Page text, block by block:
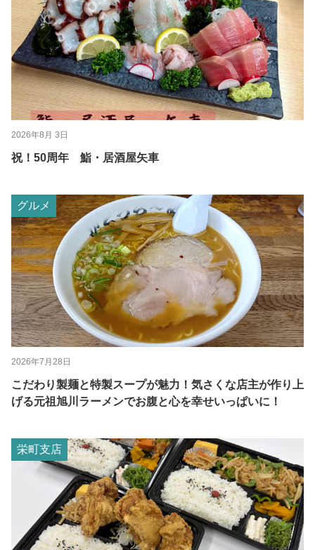
2026年8月 3日
祝！50周年 鮨・居酒屋矢車
グルメ
2026年7月28日
こだわり製麺と特製スープが魅力！気さくな店主が作り上
げる元祖旭川ラーメンでお腹と心を幸せいっぱいに！
栄町支店